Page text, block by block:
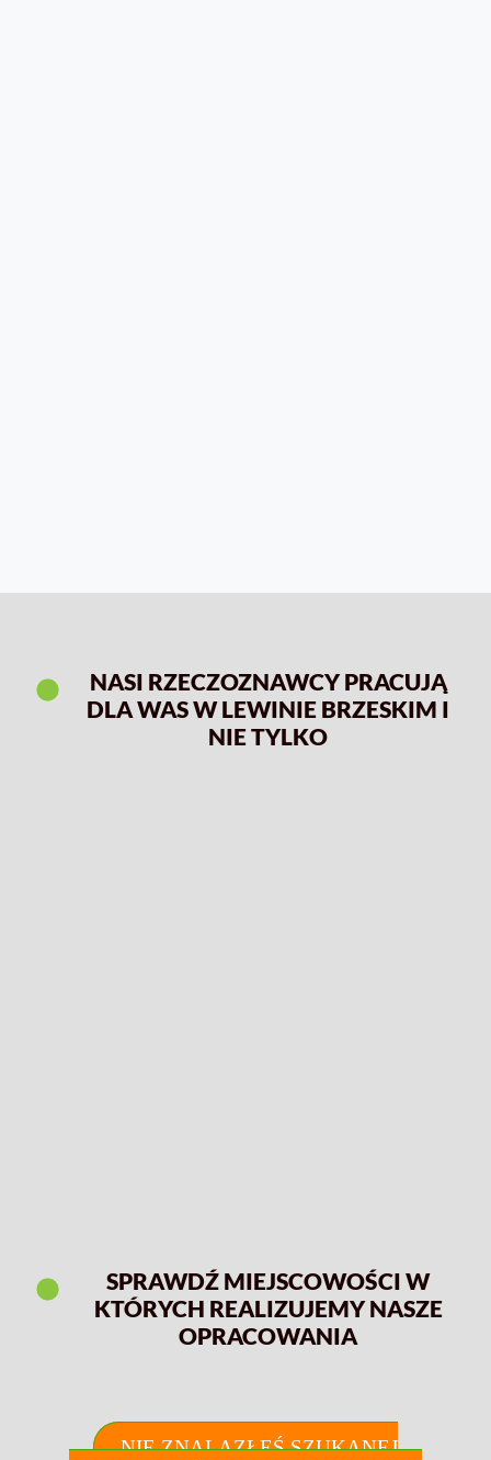
NASI RZECZOZNAWCY PRACUJĄ
DLA WAS W LEWINIE BRZESKIM I
NIE TYLKO
SPRAWDŹ MIEJSCOWOŚCI W
KTÓRYCH REALIZUJEMY NASZE
OPRACOWANIA
NIE ZNALAZŁEŚ SZUKANEJ